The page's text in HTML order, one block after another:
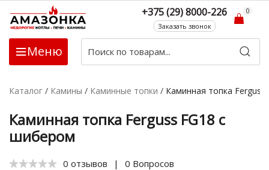
Меню
+375 (29) 8000-226
Заказать звонок
0
Каталог / Камины / Каминные топки / Каминная топка
Каминная топка Ferguss FG18 с
шибером
0 отзывов | 0 Вопросов